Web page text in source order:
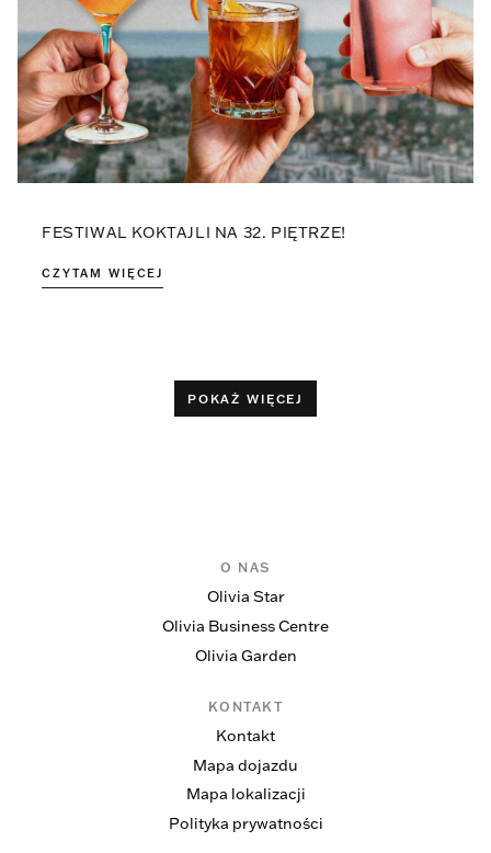
FESTIWAL KOKTAJLI NA 32. PIĘTRZE!
CZYTAM WIĘCEJ
POKAŻ WIĘCEJ
O NAS
Olivia Star
Olivia Business Centre
Olivia Garden
KONTAKT
Kontakt
Mapa dojazdu
Mapa lokalizacji
Polityka prywatności